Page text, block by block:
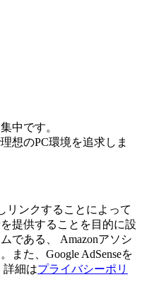
中です。
想のPC環境を追求しま
リンクすることによって
提供することを目的に設
である、 Amazonアソシ
また、Google AdSenseを
詳細はプライバシーポリ